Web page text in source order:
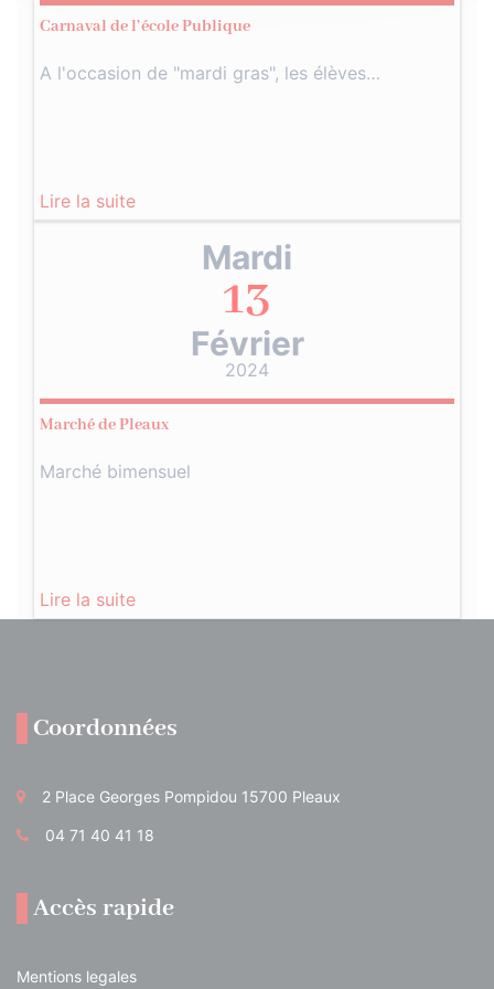
Carnaval de l’école Publique
A l'occasion de "mardi gras", les élèves…
Lire la suite
Mardi
13
Février
2024
Marché de Pleaux
Marché bimensuel
Lire la suite
Coordonnées
2 Place Georges Pompidou 15700 Pleaux
04 71 40 41 18
Accès rapide
Mentions legales